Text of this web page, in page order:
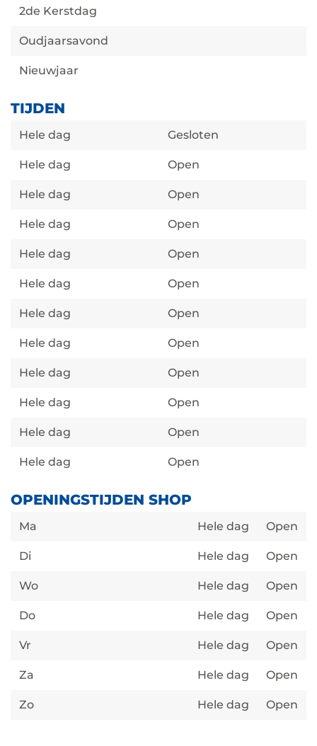
2de Kerstdag
Oudjaarsavond
Nieuwjaar
TIJDEN
Hele dag Gesloten
Hele dag Open
Hele dag Open
Hele dag Open
Hele dag Open
Hele dag Open
Hele dag Open
Hele dag Open
Hele dag Open
Hele dag Open
Hele dag Open
Hele dag Open
OPENINGSTIJDEN SHOP
Ma Hele dag Open
Di Hele dag Open
Wo Hele dag Open
Do Hele dag Open
Vr Hele dag Open
Za Hele dag Open
Zo Hele dag Open